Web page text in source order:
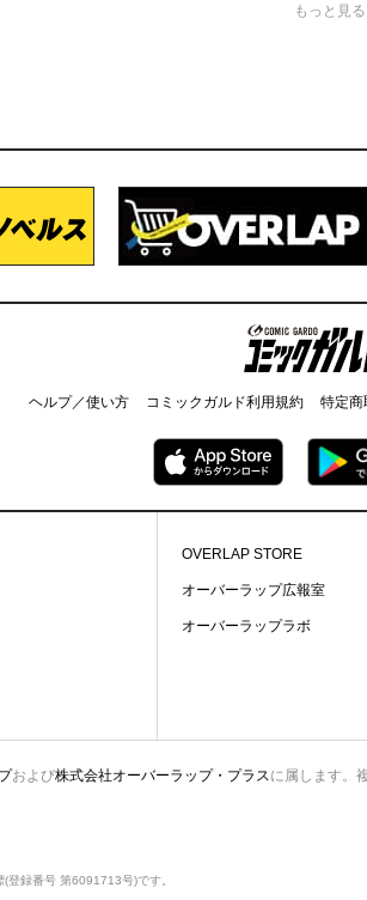
もっと見る
コミックガルド
ヘルプ／使い方 コミックガルド利用規約 特定商
OVERLAP STORE
オーバーラップ広報室
オーバーラップラボ
および株式会社オーバーラップ・プラス に属します。
登録番号 第6091713号)です。